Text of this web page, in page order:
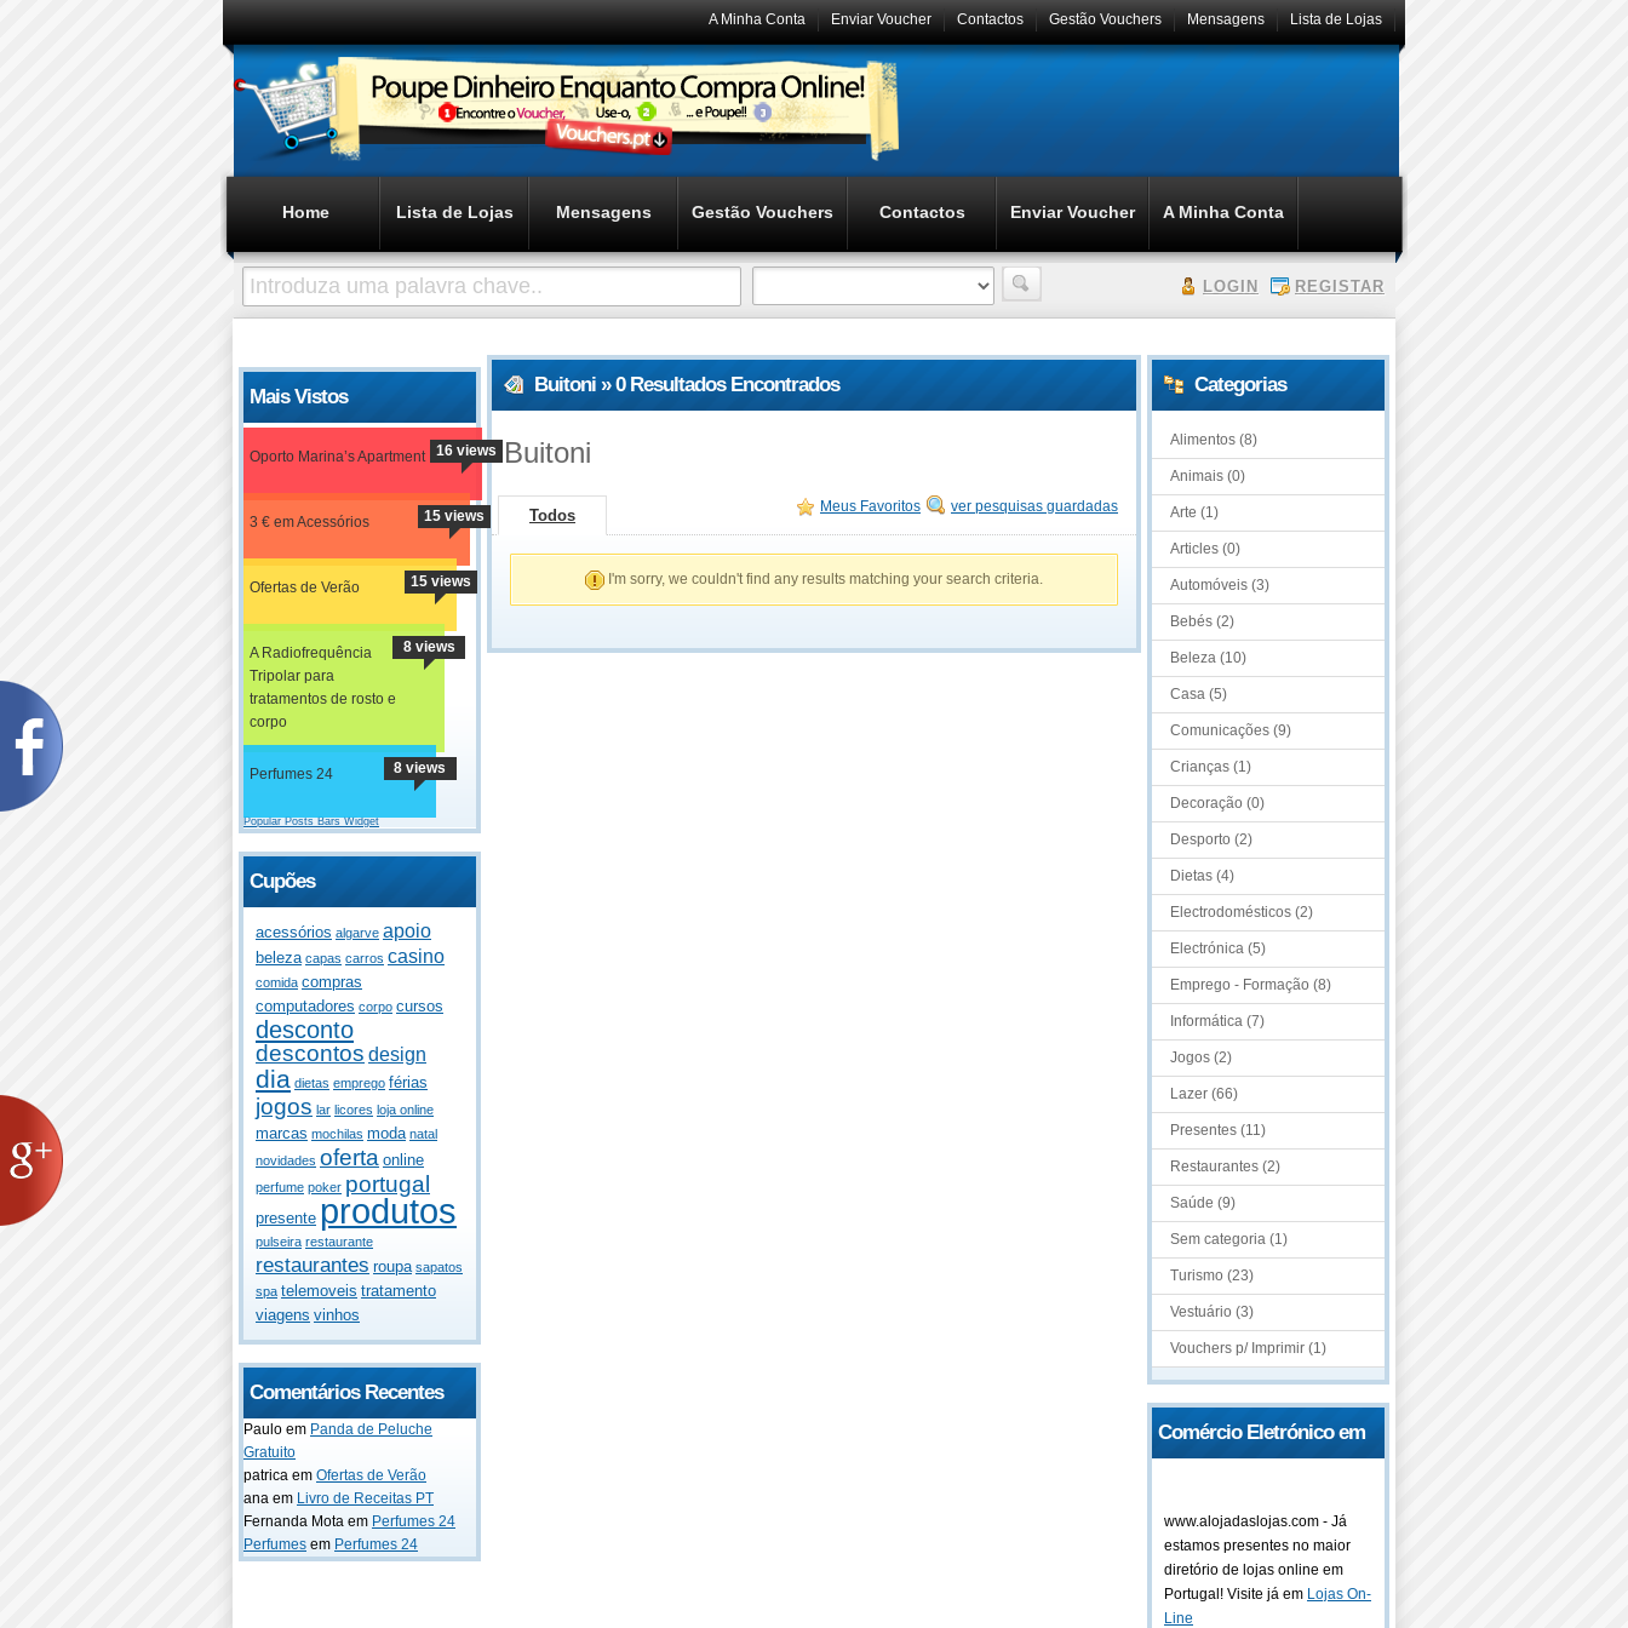
Lista de Lojas
Mensagens
Gestão Vouchers
Contactos
Enviar Voucher
A Minha Conta
Home Lista de Lojas Mensagens Gestão Vouchers Contactos Enviar Voucher A Minha Conta
LOGIN REGISTAR
Mais Vistos
Oporto Marina’s Apartment 16 views
3 € em Acessórios 15 views
Ofertas de Verão 15 views
A Radiofrequência
Tripolar para
tratamentos de rosto e
corpo
8 views
Perfumes 24 8 views
Popular Posts Bars Widget
Cupões
acessórios algarve apoio
beleza capas carros casino
comida compras
computadores corpo cursos
desconto
descontos design
dia dietas emprego férias
jogos lar licores loja online
marcas mochilas moda natal
novidades oferta online
perfume poker portugal
presente produtos
pulseira restaurante
restaurantes roupa sapatos
spa telemoveis tratamento
viagens vinhos
Comentários Recentes
Paulo em Panda de Peluche
Gratuito
patrica em Ofertas de Verão
ana em Livro de Receitas PT
Fernanda Mota em Perfumes 24
Perfumes em Perfumes 24
Buitoni » 0 Resultados Encontrados
Buitoni
ver pesquisas guardadas
Meus Favoritos
Todos
I'm sorry, we couldn't find any results matching your search criteria.
Categorias
Alimentos (8)
Animais (0)
Arte (1)
Articles (0)
Automóveis (3)
Bebés (2)
Beleza (10)
Casa (5)
Comunicações (9)
Crianças (1)
Decoração (0)
Desporto (2)
Dietas (4)
Electrodomésticos (2)
Electrónica (5)
Emprego - Formação (8)
Informática (7)
Jogos (2)
Lazer (66)
Presentes (11)
Restaurantes (2)
Saúde (9)
Sem categoria (1)
Turismo (23)
Vestuário (3)
Vouchers p/ Imprimir (1)
Comércio Eletrónico em
www.alojadaslojas.com - Já
estamos presentes no maior
diretório de lojas online em
Portugal! Visite já em Lojas On-
Line